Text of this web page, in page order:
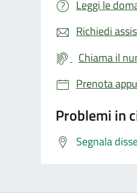
Leggi le
Richiedi
Chiama il
Prenota
Problemi in
Segnala